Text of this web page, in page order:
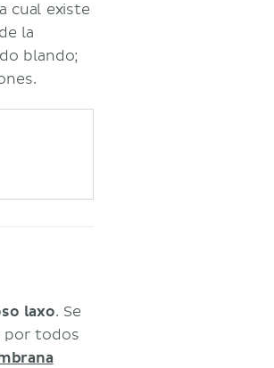
cual existe
la
blando;
laxo. Se
por todos